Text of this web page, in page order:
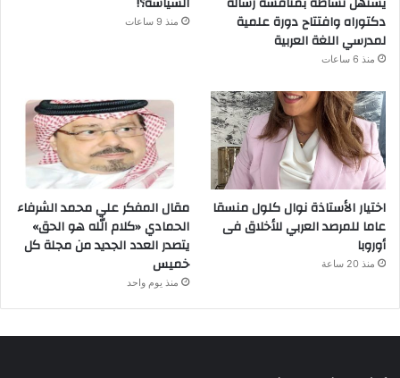
دكتوراه وافتتاح دورة علمية
لمدرسي اللغة العربية
منذ 6 ساعات
منذ 9 ساعات
اختيار الأستاذة نوال كلول منسقا
عاما للمرصد العربي للأخلاق فى
أوروبا
منذ 20 ساعة
مقال المفكر علي محمد الشرفاء
الحمادي «كلام الله هو الحق»
يتصدر العدد الجديد من مجلة كل
خميس
منذ يوم واحد